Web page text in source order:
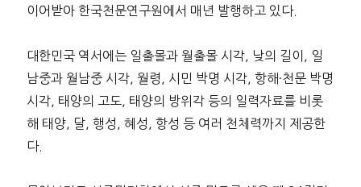
이어받아 한국천문연구원에서 매년 발행하고 있다.
대한민국 역서에는 일출몰과 월출몰 시각, 낮의 길이, 일
남중과 월남중 시각, 월령, 시민 박명 시각, 항해·천문 박명
시각, 태양의 고도, 태양의 방위각 등의 일력자료를 비롯
해 태양, 달, 행성, 혜성, 항성 등 여러 천체력까지 제공한
다.